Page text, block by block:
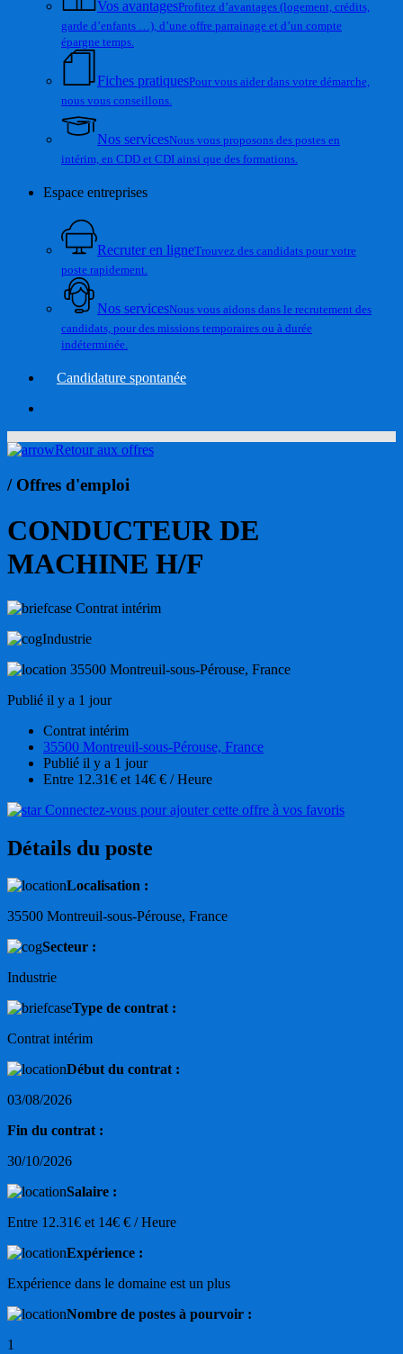
Vos avantagesProfitez d’avantages (logement, crédits,
garde d’enfants …), d’une offre parrainage et d’un compte
épargne temps.
Fiches pratiquesPour vous aider dans votre démarche,
nous vous conseillons.
Nos servicesNous vous proposons des postes en
intérim, en CDD et CDI ainsi que des formations.
Espace entreprises
Recruter en ligneTrouvez des candidats pour votre
poste rapidement.
Nos servicesNous vous aidons dans le recrutement des
candidats, pour des missions temporaires ou à durée
indéterminée.
Candidature spontanée
Retour aux offres
/ Offres d'emploi
CONDUCTEUR DE
MACHINE H/F
Contrat intérim
Industrie
35500 Montreuil-sous-Pérouse, France
Publié il y a 1 jour
Contrat intérim
35500 Montreuil-sous-Pérouse, France
Publié il y a 1 jour
Entre 12.31€ et 14€ € / Heure
Connectez-vous pour ajouter cette offre à vos favoris
Détails du poste
Localisation :
35500 Montreuil-sous-Pérouse, France
Secteur :
Industrie
Type de contrat :
Contrat intérim
Début du contrat :
03/08/2026
Fin du contrat :
30/10/2026
Salaire :
Entre 12.31€ et 14€ € / Heure
Expérience :
Expérience dans le domaine est un plus
Nombre de postes à pourvoir :
1